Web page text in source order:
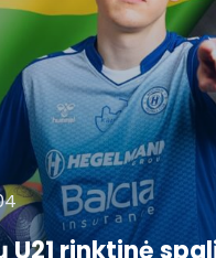
U21 rinktinė